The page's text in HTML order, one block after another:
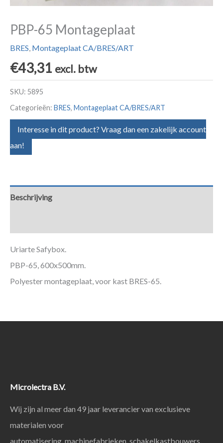
PBP-65 Montageplaat
BRES, Montageplaat CA/BRES/ART
€43,31 excl. btw
SKU: 5895
Categorieën: BRES, Montageplaat CA/BRES/ART
Interesse in dit product? Vraag dan een zakelijk account
aan!
Beschrijving
Uriarte Safybox.
PBP-65, 600x500mm.
Polyester montageplaat, voor kast BRES-65.
Microlectra B.V.
Wij zijn al meer dan 49 jaar leverancier van exclusieve
materialen voor
automatisering, machinefabrieken, schakelkastbouwers,